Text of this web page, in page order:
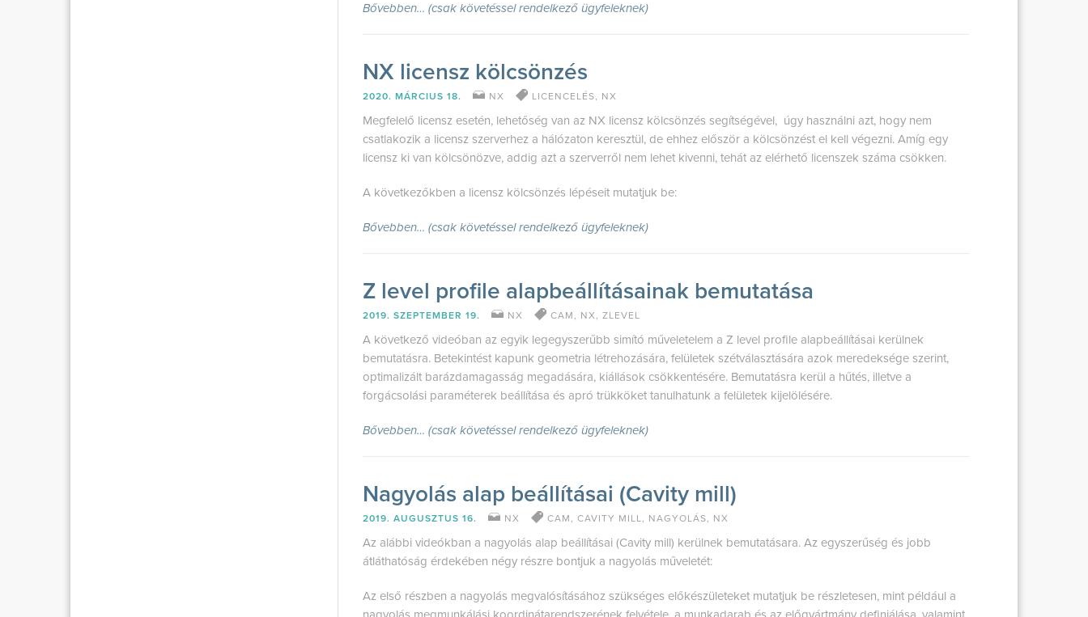
Bővebben… (csak követéssel rendelkező ügyfeleknek)
NX licensz kölcsönzés
2020. MÁRCIUS 18. NX LICENCELÉS, NX
Megfelelő licensz esetén, lehetőség van az NX licensz kölcsönzés segítségével, úgy használni azt, hogy nem
csatlakozik a licensz szerverhez a hálózaton keresztül, de ehhez először a kölcsönzést el kell végezni. Amíg egy
licensz ki van kölcsönözve, addig azt a szerverről nem lehet kivenni, tehát az elérhető licenszek száma csökken.
A következőkben a licensz kölcsönzés lépéseit mutatjuk be:
Bővebben… (csak követéssel rendelkező ügyfeleknek)
Z level profile alapbeállításainak bemutatása
2019. SZEPTEMBER 19. NX CAM , NX, ZLEVEL
A következő videóban az egyik legegyszerűbb simító műveletelem a Z level profile alapbeállításai kerülnek
bemutatásra. Betekintést kapunk geometria létrehozására, felületek szétválasztására azok meredeksége szerint,
optimalizált barázdamagasság megadására, kiállások csökkentésére. Bemutatásra kerül a hűtés, illetve a
forgácsolási paraméterek beállítása és apró trükköket tanulhatunk a felületek kijelölésére.
Bővebben… (csak követéssel rendelkező ügyfeleknek)
Nagyolás alap beállításai (Cavity mill)
2019. AUGUSZTUS 16. NX CAM , CAVITY MILL, NAGYOLÁS, NX
Az alábbi videókban a nagyolás alap beállításai (Cavity mill) kerülnek bemutatásara. Az egyszerűség és jobb
átláthatóság érdekében négy részre bontjuk a nagyolás műveletét:
Az első részben a nagyolás megvalósításához szükséges előkészületeket mutatjuk be részletesen, mint például a